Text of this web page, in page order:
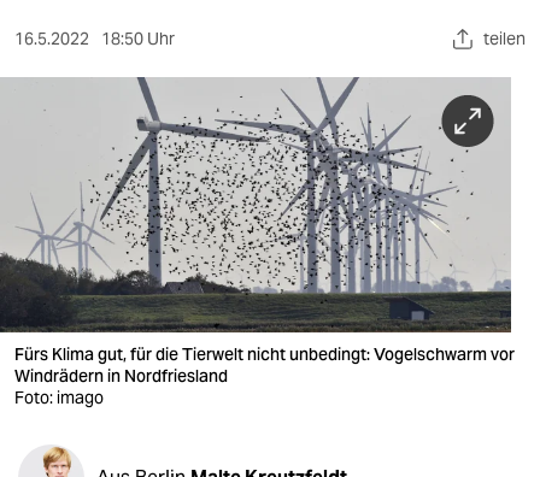
sport
nord
wahrheit
verlag
verlag
shop
16.5.2022 18:50 Uhr teilen
Fürs Klima gut, für die Tierwelt nicht unbedingt: Vogelschwarm vor
Windrädern in Nordfriesland
Foto: imago